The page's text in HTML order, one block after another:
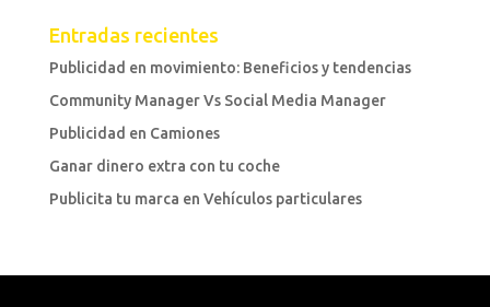
Entradas recientes
Publicidad en movimiento: Beneficios y tendencias
Community Manager Vs Social Media Manager
Publicidad en Camiones
Ganar dinero extra con tu coche
Publicita tu marca en Vehículos particulares